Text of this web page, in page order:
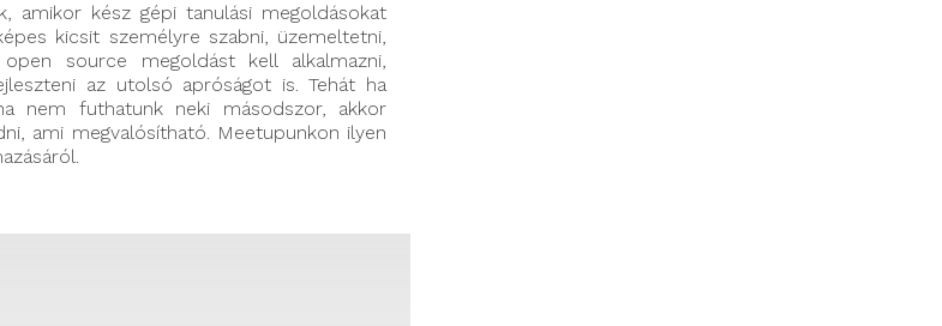
amikor kész gépi tanulási megoldásokat
kicsit személyre szabni, üzemeltetni,
source megoldást kell alkalmazni,
az utolsó apróságot is. Tehát ha
nem futhatunk neki másodszor, akkor
ami megvalósítható. Meetupunkon ilyen